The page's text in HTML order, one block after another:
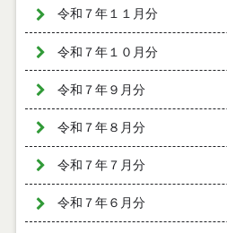
令和７年１１月分
令和７年１０月分
令和７年９月分
令和７年８月分
令和７年７月分
令和７年６月分